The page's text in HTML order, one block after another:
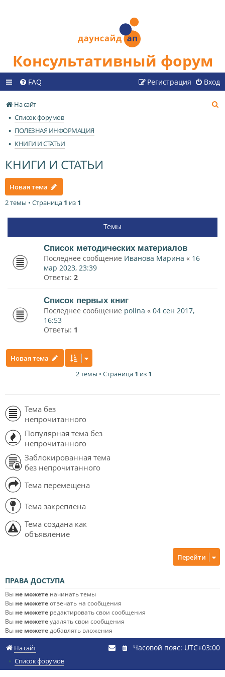
Консультативный форум
FAQ Вход
Регистрация
На сайт
Список форумов
ПОЛЕЗНАЯ ИНФОРМАЦИЯ
КНИГИ И СТАТЬИ
КНИГИ И СТАТЬИ
Новая тема
2 темы • Страница 1 из 1
Темы
Список методических материалов
Последнее сообщение Иванова Марина « 16
мар 2023, 23:39
Ответы: 2
Список первых книг
Последнее сообщение polina « 04 сен 2017,
16:53
Ответы: 1
Новая тема
2 темы • Страница 1 из 1
Тема без
непрочитанного
Популярная тема без
непрочитанного
Заблокированная тема
без непрочитанного
Тема перемещена
Тема закреплена
Тема создана как
объявление
Перейти
ПРАВА ДОСТУПА
Вы не можете начинать темы
Вы не можетеотвечать на сообщения
Вы не можете редактировать свои сообщения
Вы не можетеудалять свои сообщения
Вы не можетедобавлять вложения
На сайт
Список форумов
Часовой пояс: UTC+03:00